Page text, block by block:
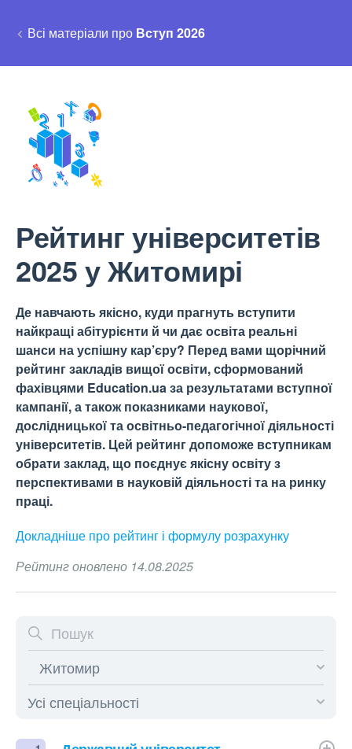
Всі матеріали про Вступ 2026
Рейтинг університетів
2025 у Житомирі
Де навчають якісно, куди прагнуть вступити
найкращі абітурієнти й чи дає освіта реальні
шанси на успішну кар’єру? Перед вами щорічний
рейтинг закладів вищої освіти, сформований
фахівцями Education.ua за результатами вступної
кампанії, а також показниками наукової,
дослідницької та освітньо-педагогічної діяльності
університетів. Цей рейтинг допоможе вступникам
обрати заклад, що поєднує якісну освіту з
перспективами в науковій діяльності та на ринку
праці.
Докладніше про рейтинг і формулу розрахунку
Рейтинг оновлено 14.08.2025